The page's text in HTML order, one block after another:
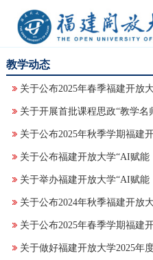
教学动态
关于公布2025年春季福建开放
关于公布2025年秋季学期福建
关于举办福建开放大学“AI赋
关于公布2024年秋季福建开放
关于公布2025年春季学期福建
关于做好福建开放大学2025年